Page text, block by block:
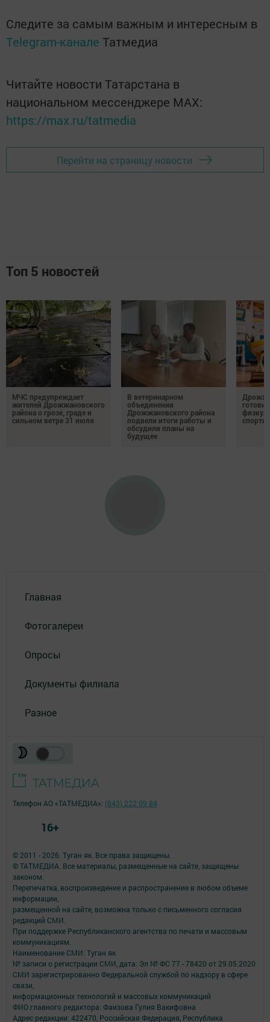
Следите за самым важным и интересным в
Telegram-канале Татмедиа
Читайте новости Татарстана в
национальном мессенджере MАХ:
https://max.ru/tatmedia
Перейти на страницу новости
Топ 5 новостей
МЧС предупреждает
жителей Дрожжановского
района о грозе, граде и
сильном ветре 31 июля
В ветеринарном
объединении
Дрожжановского района
подвели итоги работы и
обсудили планы на
будущее
Главная
Фотогалереи
Опросы
Документы филиала
Разное
© 2011 - 2026. Туган як. Все права защищены.
© ТАТМЕДИА. Все материалы, размещенные на сайте, защищены
законом.
Перепечатка, воспроизведение и распространение в любом объеме
информации,
размещенной на сайте, возможна только с письменного согласия
редакций СМИ.
При поддержке Республиканского агентства по печати и массовым
коммуникациям.
Наименование СМИ: Туган як
№ записи о регистрации СМИ, дата: Эл № ФС 77 - 78420 от 29.05.2020
СМИ зарегистрированно Федеральной службой по надзору в сфере
связи,
информационных технологий и массовых коммуникаций
ФИО главного редактора: Фаизова Гулия Вакифовна
Адрес редакции: 422470, Российская Федерация, Республика
Телефон АО «ТАТМЕДИА»: (843) 222 09 84
16+